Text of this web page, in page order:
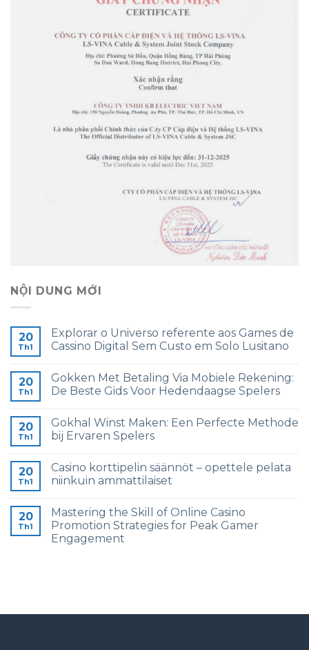
NỘI DUNG MỚI
20
Th1
Explorar o Universo referente aos Games de
Cassino Digital Sem Custo em Solo Lusitano
20
Th1
Gokken Met Betaling Via Mobiele Rekening:
De Beste Gids Voor Hedendaagse Spelers
20
Th1
Gokhal Winst Maken: Een Perfecte Methode
bij Ervaren Spelers
20
Th1
Casino korttipelin säännöt – opettele pelata
niinkuin ammattilaiset
20
Th1
Mastering the Skill of Online Casino
Promotion Strategies for Peak Gamer
Engagement